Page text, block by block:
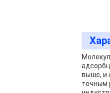
выше, и
точным